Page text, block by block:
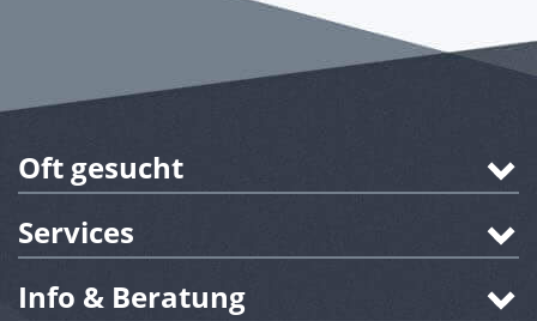
Oft gesucht
Services
Info & Beratung